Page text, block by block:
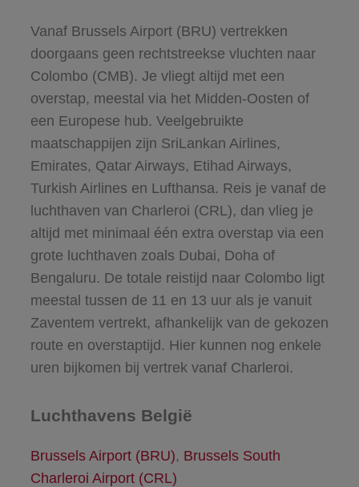
Vanaf Brussels Airport (BRU) vertrekken
doorgaans geen rechtstreekse vluchten naar
Colombo (CMB). Je vliegt altijd met een
overstap, meestal via het Midden-Oosten of
een Europese hub. Veelgebruikte
maatschappijen zijn SriLankan Airlines,
Emirates, Qatar Airways, Etihad Airways,
Turkish Airlines en Lufthansa. Reis je vanaf de
luchthaven van Charleroi (CRL), dan vlieg je
altijd met minimaal één extra overstap via een
grote luchthaven zoals Dubai, Doha of
Bengaluru. De totale reistijd naar Colombo ligt
meestal tussen de 11 en 13 uur als je vanuit
Zaventem vertrekt, afhankelijk van de gekozen
route en overstaptijd. Hier kunnen nog enkele
uren bijkomen bij vertrek vanaf Charleroi.
Luchthavens België
Brussels Airport (BRU), Brussels South
Charleroi Airport (CRL)